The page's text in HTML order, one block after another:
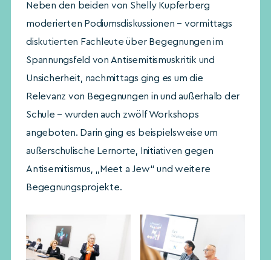
Neben den beiden von Shelly Kupferberg
moderierten Podiumsdiskussionen – vormittags
diskutierten Fachleute über Begegnungen im
Spannungsfeld von Antisemitismuskritik und
Unsicherheit, nachmittags ging es um die
Relevanz von Begegnungen in und außerhalb der
Schule – wurden auch zwölf Workshops
angeboten. Darin ging es beispielsweise um
außerschulische Lernorte, Initiativen gegen
Antisemitismus, „Meet a Jew“ und weitere
Begegnungsprojekte.